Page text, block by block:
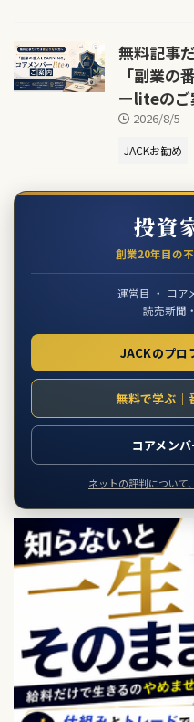
無料記事
「副業の
ーliteのご
2026/8/5
JACKお勧め
投資
創業20年目の
運営目 ・ コア
読売新聞
JACKのプ
無料で学ぶ
コアメン
ネットの評判につい